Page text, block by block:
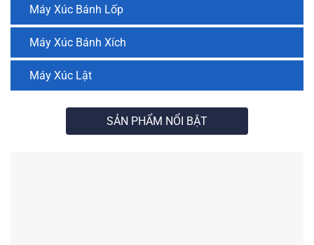
Máy Xúc Bánh Lốp
Máy Xúc Bánh Xích
Máy Xúc Lật
SẢN PHẨM NỔI BẬT